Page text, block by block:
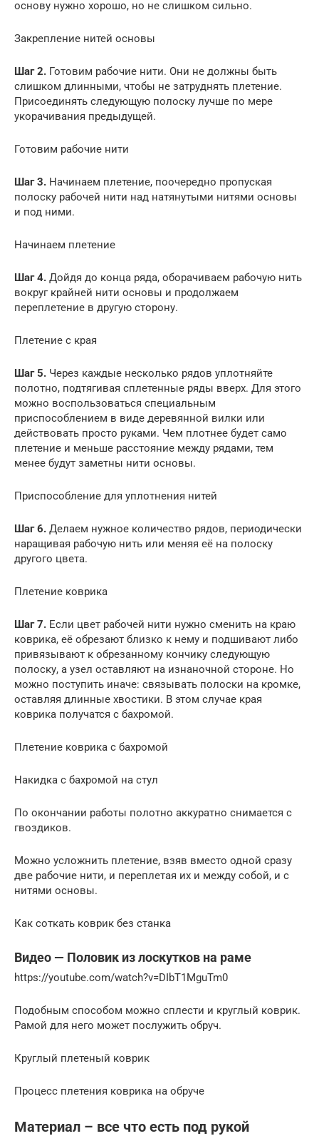
основу нужно хорошо, но не слишком сильно.
Закрепление нитей основы
Шаг 2. Готовим рабочие нити. Они не должны быть
слишком длинными, чтобы не затруднять плетение.
Присоединять следующую полоску лучше по мере
укорачивания предыдущей.
Готовим рабочие нити
Шаг 3. Начинаем плетение, поочередно пропуская
полоску рабочей нити над натянутыми нитями основы
и под ними.
Начинаем плетение
Шаг 4. Дойдя до конца ряда, оборачиваем рабочую нить
вокруг крайней нити основы и продолжаем
переплетение в другую сторону.
Плетение с края
Шаг 5. Через каждые несколько рядов уплотняйте
полотно, подтягивая сплетенные ряды вверх. Для этого
можно воспользоваться специальным
приспособлением в виде деревянной вилки или
действовать просто руками. Чем плотнее будет само
плетение и меньше расстояние между рядами, тем
менее будут заметны нити основы.
Приспособление для уплотнения нитей
Шаг 6. Делаем нужное количество рядов, периодически
наращивая рабочую нить или меняя её на полоску
другого цвета.
Плетение коврика
Шаг 7. Если цвет рабочей нити нужно сменить на краю
коврика, её обрезают близко к нему и подшивают либо
привязывают к обрезанному кончику следующую
полоску, а узел оставляют на изнаночной стороне. Но
можно поступить иначе: связывать полоски на кромке,
оставляя длинные хвостики. В этом случае края
коврика получатся с бахромой.
Плетение коврика с бахромой
Накидка с бахромой на стул
По окончании работы полотно аккуратно снимается с
гвоздиков.
Можно усложнить плетение, взяв вместо одной сразу
две рабочие нити, и переплетая их и между собой, и с
нитями основы.
Как соткать коврик без станка
Видео — Половик из лоскутков на раме
https://youtube.com/watch?v=DIbT1MguTm0
Подобным способом можно сплести и круглый коврик.
Рамой для него может послужить обруч.
Круглый плетеный коврик
Процесс плетения коврика на обруче
Материал – все что есть под рукой